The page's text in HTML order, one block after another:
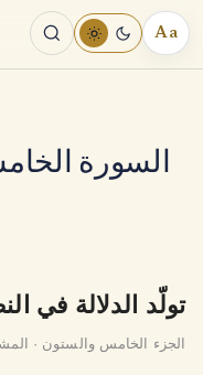
Aa
السورة
تولّد الدلالة في
الجزء الخامس والستون ·